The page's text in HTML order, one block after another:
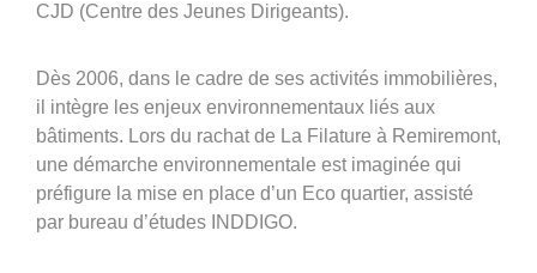
CJD (Centre des Jeunes Dirigeants).
Dès 2006, dans le cadre de ses activités immobilières,
il intègre les enjeux environnementaux liés aux
bâtiments. Lors du rachat de La Filature à Remiremont,
une démarche environnementale est imaginée qui
préfigure la mise en place d’un Eco quartier, assisté
par bureau d’études INDDIGO.